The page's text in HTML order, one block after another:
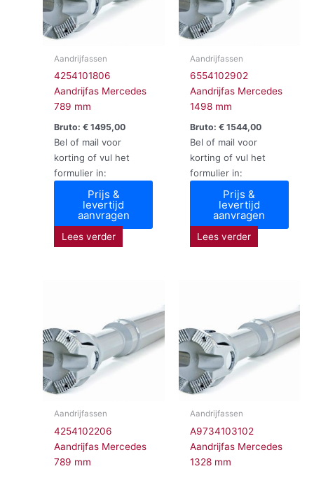
Aandrijfassen
4254101806
Aandrijfas Mercedes
789 mm
Bruto:€ 1495,00
Bel of mail voor
korting of vul het
formulier in:
Prijs &
levertijd
aanvragen
Lees verder
Aandrijfassen
6554102902
Aandrijfas Mercedes
1498 mm
Bruto: €1544,00
Bel of mail voor
korting of vul het
formulier in:
Prijs &
levertijd
aanvragen
Lees verder
Aandrijfassen
4254102206
Aandrijfas Mercedes
789 mm
Aandrijfassen
A9734103102
Aandrijfas Mercedes
1328 mm